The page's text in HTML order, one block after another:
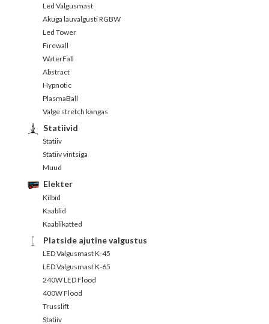
Led Valgusmast
Akuga lauvalgusti RGBW
Led Tower
Firewall
WaterFall
Abstract
Hypnotic
PlasmaBall
Valge stretch kangas
Statiivid
Statiiv
Statiiv vintsiga
Muud
Elekter
Kilbid
Kaablid
Kaablikatted
Platside ajutine valgustus
LED Valgusmast K-45
LED Valgusmast K-65
240W LED Flood
400W Flood
Trusslift
Statiiv